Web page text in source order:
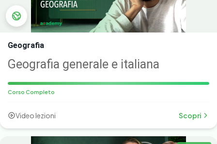
Geografia
Geografia generale e italiana
Corso Completo
Video lezioni Scopri